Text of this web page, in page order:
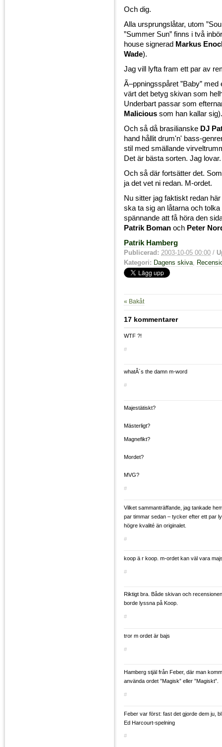
Och dig.
Alla ursprungslåtar, utom
”Summer Sun” finns i två
house signerad Markus
Wade).
Jag vill lyfta fram ett par av
Ã–ppningsspåret ”Baby”
värt det betyg skivan som
Underbart passar som
Malicious som han kallar sig).
Och så då brasilianske DJ
hand hållit drum'n' bass-
stil med smällande
Det är bästa sorten. Jag
Och så där fortsätter det.
ja det vet ni redan. M-ordet.
Nu sitter jag faktiskt redan
ska ta sig an låtarna och
spännande att få höra den
Patrik Boman och Peter
Patrik Hamberg
Publicerad: 2003-10-05 00:00 /
Kategori: Dagens skiva
« Bakåt
17 kommentarer
WTF ?!
#
whatÂ´s the damn m-word
#
Majestätiskt?
Mästerligt?
Magnefikt?
Mordet?
MVG?
#
Vilket sammanträffande, jag tankade
par timmar sedan – tycker efter ett par
högre kvalité än originalet.
#
koop ä r koop. m-ordet kan väl vara
#
Riktigt bra. Både skivan och
borde lyssna på Koop.
#
tror m ordet är bajs
#
Hamberg stjäl från Feber, där man
använda ordet ”Magisk” eller ”Magiskt”.
#
Feber var först: fast det gjorde dem ju,
Ed Harcourt-spelning
#